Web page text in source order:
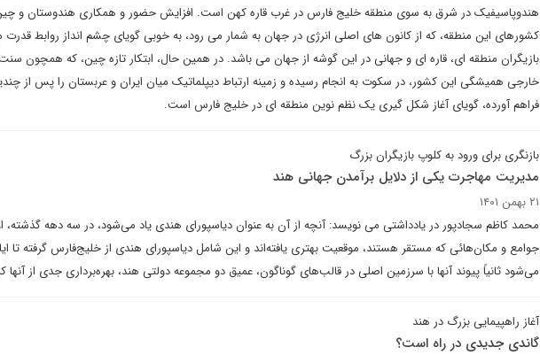
هندوپاسیفیک در شرق به سوی منطقه خلیج فارس در غرب قاره کهن است. افزایش حضور و همکاری هندوستان و
کشورهای این منطقه، که از کانون های اصلی انرژی در جهان به شمار می رود، به خوبی گویای چشم انداز روابط قدرت
بازیگران منطقه ای، قاره ای و جهانی در این گوشه از جهان می باشد. در همین حال، ابتکار تازه چین، که همچون
خارجی همیشگی این کشور، در سکوت به انجام رسیده و زمینه ارتباط دیپلماتیک میان ایران و عربستان را پس از
فراهم آورده، گویای آغاز شکل گیری یک نظم نوین منطقه ای در خلیج فارس است.
بازنگری برای ورود به کلوپ بازیگران بزرگ
مدیریت مهاجرت یکی از دلایل برآمدن جهانی هند
۲۱ بهمن ۱۴۰۱
محمد کاظم سجادپور در یادداشتی می نویسد: آنچه از آن به عنوان دیاسپورای هندی یاد می‌شود، در سه دهه گذشته،
جوامع و مکان‌هائی که مستقر هستند، موقعیت بهتری یافته‌اند و این شامل دیاسپورای هندی از خلیج‌فارس گرفته تا
می‌شود ثانیاً پیوند آنها با سرزمین اصلی در قالب‌های گوناگون، عمیق دو مجموعه دولتی هند، بهره‌برداری جدی از
آغاز راهپیمایی بزرگ در هند
گاندی جدیدی در راه است؟